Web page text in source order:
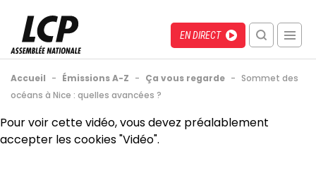
contenu
principal
Menu
recherche
mobile
Direct
EN DIRECT
Fil
d'Ariane
Accueil - Émissions A-Z - Ça vous regarde - Sommet des
océans à Nice : quelles avancées ?
Back
to
Pour voir cette vidéo, vous devez préalablement
accepter les cookies "Vidéo".